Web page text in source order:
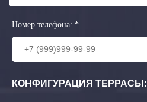
Номер телефона: *
КОНФИГУРАЦИЯ ТЕРРАСЫ: